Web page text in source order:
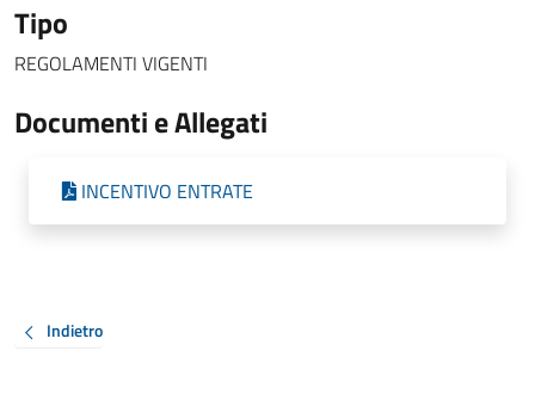
Tipo
REGOLAMENTI VIGENTI
Documenti e Allegati
INCENTIVO ENTRATE
Indietro